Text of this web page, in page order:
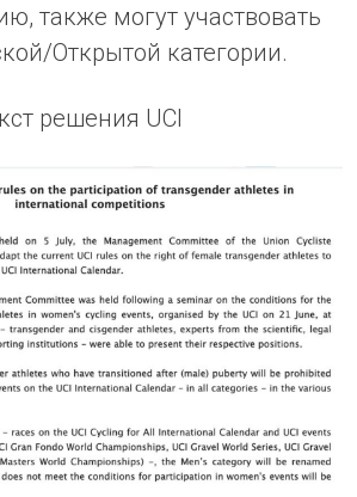
также могут участвовать
Открытой категории.
решения UCI